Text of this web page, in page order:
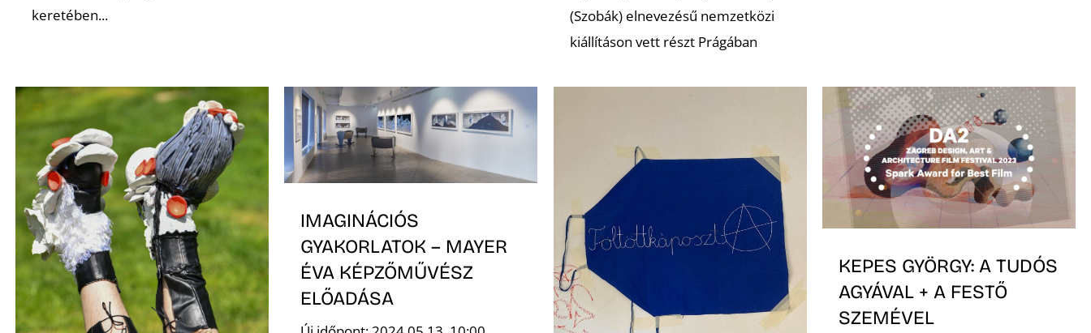
keretében...
(Szobák) elnevezésű nemzetközi
kiállításon vett részt Prágában
IMAGINÁCIÓS
GYAKORLATOK – MAYER
ÉVA KÉPZŐMŰVÉSZ
ELŐADÁSA
KEPES GYÖRGY: A TUDÓS
AGYÁVAL + A FESTŐ
SZEMÉVEL